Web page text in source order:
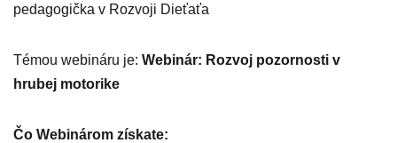
pedagogička v Rozvoji Dieťaťa
Témou webináru je: Webinár: Rozvoj pozornosti v
hrubej motorike
Čo Webinárom získate: